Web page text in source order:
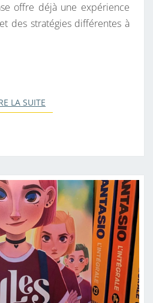
offre déjà une expérience
des stratégies différentes à
LA SUITE